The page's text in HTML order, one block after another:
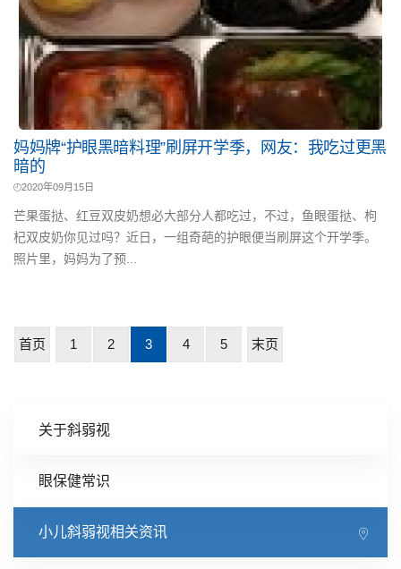
关于斜弱视
眼保健常识
小儿斜弱视相关资讯
妈妈牌“护眼黑暗料理”刷屏开学季，网友：我吃过更黑
暗的
2020年09月15日
芒果蛋挞、红豆双皮奶想必大部分人都吃过，不过，鱼眼蛋挞、枸
杞双皮奶你见过吗？近日，一组奇葩的护眼便当刷屏这个开学季。
照片里，妈妈为了预...
首页 1 2 3 4 5 末页